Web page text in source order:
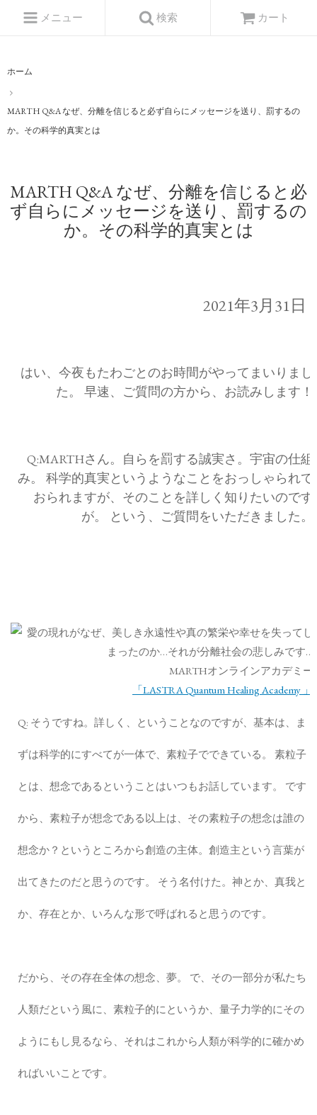
メニュー 検索 カート
ホーム
MARTH Q&A なぜ、分離を信じると必ず自らにメッセージを送り、罰するの
か。その科学的真実とは
MARTH Q&A なぜ、分離を信じると必
ず自らにメッセージを送り、罰するの
か。その科学的真実とは
2021年3月31日
はい、今夜もたわごとのお時間がやってまいりまし
た。 早速、ご質問の方から、お読みします！
Q:MARTHさん。自らを罰する誠実さ。宇宙の仕組
み。 科学的真実というようなことをおっしゃられて
おられますが、そのことを詳しく知りたいのです
が。 という、ご質問をいただきました。
MARTHオンラインアカデミー
「LASTRA Quantum Healing Academy 」
Q: そうですね。詳しく、ということなのですが、基本は、ま
ずは科学的にすべてが一体で、素粒子でできている。 素粒子
とは、想念であるということはいつもお話しています。 です
から、素粒子が想念である以上は、その素粒子の想念は誰の
想念か？というところから創造の主体。創造主という言葉が
出てきたのだと思うのです。 そう名付けた。神とか、真我と
か、存在とか、いろんな形で呼ばれると思うのです。
だから、その存在全体の想念、夢。 で、その一部分が私たち
人類だという風に、素粒子的にというか、量子力学的にその
ようにもし見るなら、それはこれから人類が科学的に確かめ
ればいいことです。